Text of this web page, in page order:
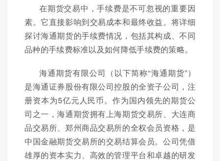
在期货交易中，手续费是不可忽视的重要因
素。它直接影响到交易成本和最终收益。将详细
探讨海通期货的手续费情况，包括其构成、不同
品种的手续费标准以及如何降低手续费的策略。
海通期货有限公司（以下简称“海通期货”）
是海通证券股份有限公司控股的全资子公司，注
册资本为5亿元人民币。作为国内领先的期货公
司之一，海通期货拥有上海期货交易所、大连商
品交易所、郑州商品交易所的全权会员资格，是
中国金融期货交易所的交易结算会员。公司凭借
雄厚的资本实力、高效的管理平台和卓越的研发